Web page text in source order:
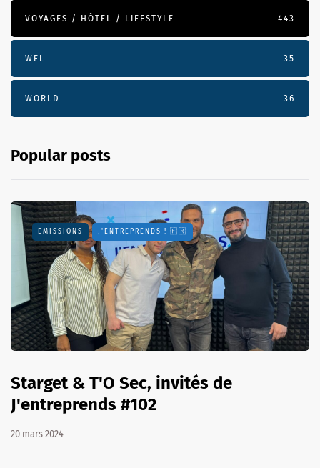
VOYAGES / HÔTEL / LIFESTYLE 443
WEL 35
WORLD 36
Popular posts
EMISSIONS J'ENTREPRENDS ! 🇫🇷
Starget & T'O Sec, invités de
J'entreprends #102
20 mars 2024